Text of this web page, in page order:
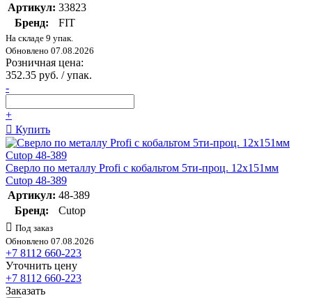
Артикул: 33823
Бренд:
FIT
На складе 9 упак.
Обновлено 07.08.2026
Розничная цена:
352.35 руб. / упак.
-
+
Купить
Сверло по металлу Profi с кобальтом 5ти-проц. 12х151мм
Cutop 48-389
Артикул: 48-389
Бренд:
Cutop
Под заказ
Обновлено 07.08.2026
+7 8112 660-223
Уточнить цену
+7 8112 660-223
Заказать